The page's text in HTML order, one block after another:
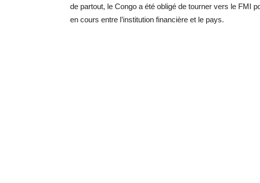
de partout, le Congo a été obligé de tourner vers le FMI
en cours entre l’institution financière et le pays.